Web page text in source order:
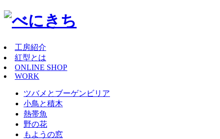
工房紹介
紅型とは
ONLINE SHOP
WORK
ツバメとブーゲンビリア
小鳥と積木
熱帯魚
野の花
もようの窓